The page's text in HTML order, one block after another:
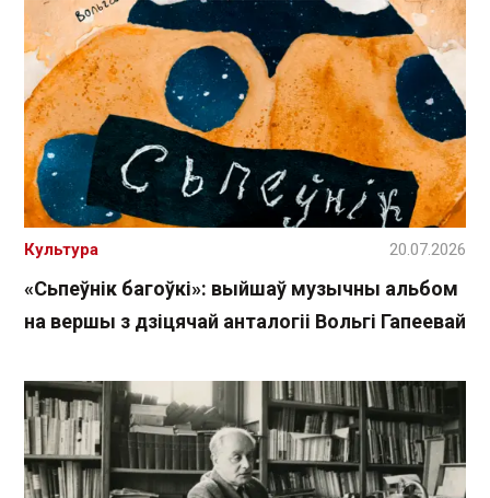
«Сьпеўнік багоўкі»: выйшаў музычны альбом
на вершы з дзіцячай анталогіі Вольгі Гапеевай
Культура 20.07.2026